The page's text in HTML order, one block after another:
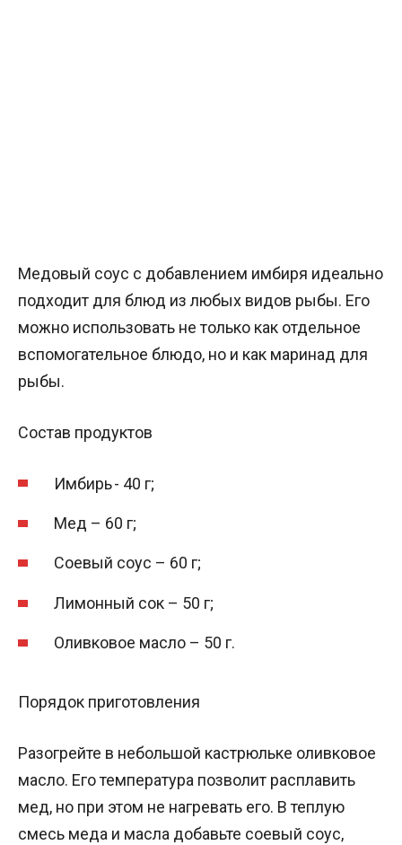
Медовый соус с добавлением имбиря идеально
подходит для блюд из любых видов рыбы. Его
можно использовать не только как отдельное
вспомогательное блюдо, но и как маринад для
рыбы.
Состав продуктов
Имбирь - 40 г;
Мед – 60 г;
Соевый соус – 60 г;
Лимонный сок – 50 г;
Оливковое масло – 50 г.
Порядок приготовления
Разогрейте в небольшой кастрюльке оливковое
масло. Его температура позволит расплавить
мед, но при этом не нагревать его. В теплую
смесь меда и масла добавьте соевый соус,